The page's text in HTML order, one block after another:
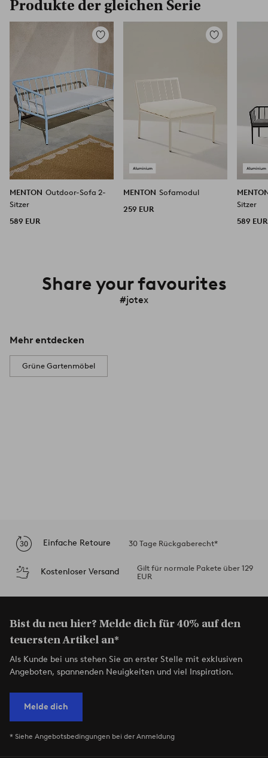
Produkte der gleichen Serie
Zu
MENTON Outdoor-Sofa 2-
Sitzer
589 EUR
Zu
MENTON Sofamodul
259 EUR
Sitzer
589 EUR
Share your favourites
#jotex
Mehr entdecken
Grüne Gartenmöbel
Einfache Retoure 30 Tage Rückgaberecht*
Kostenloser Versand
Gilt für normale Pakete über 129
EUR
Bist du neu hier? Melde dich für 40% auf den
teuersten Artikel an*
Als Kunde bei uns stehen Sie an erster Stelle mit exklusiven
Angeboten, spannenden Neuigkeiten und viel Inspiration.
Melde dich
* Siehe Angebotsbedingungen bei der Anmeldung